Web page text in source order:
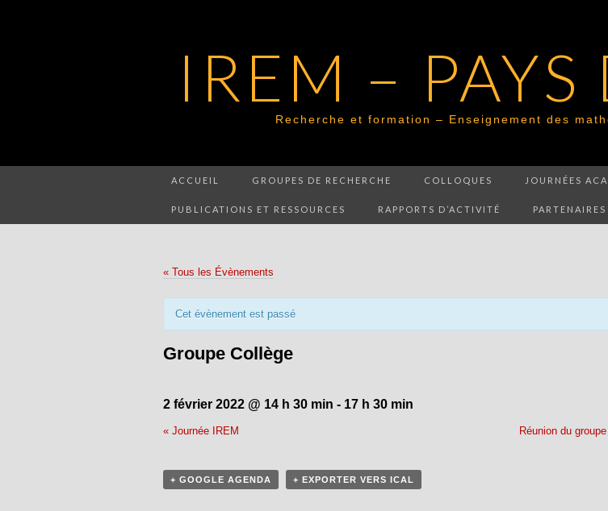
IREM –
Recherche et formation – Enseignement des
ACCUEIL GROUPES DE RECHERCHE COLLOQUES JOURNÉES
PUBLICATIONS ET RESSOURCES RAPPORTS D’ACTIVITÉ PARTENAIRES
« Tous les Évènements
Cet évènement est passé
Groupe Collège
2 février 2022 @ 14 h 30 min - 17 h 30 min
« Journée IREM Réunion du
+ GOOGLE AGENDA + EXPORTER VERS ICAL